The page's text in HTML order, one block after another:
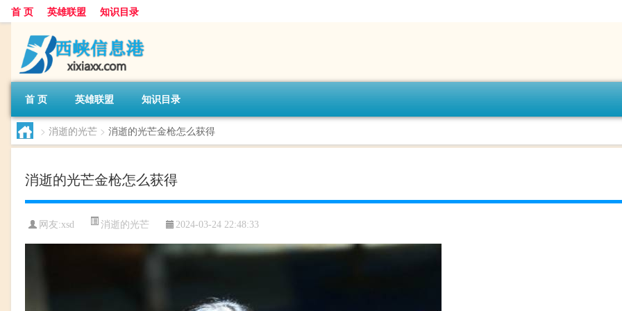
首 页 英雄联盟 知识目录
首 页 英雄联盟 知识目录
> 消逝的光芒 > 消逝的光芒金枪怎么获得
消逝的光芒金枪怎么获得
网友:xsd 消逝的光芒 2024-03-24 22:48:33